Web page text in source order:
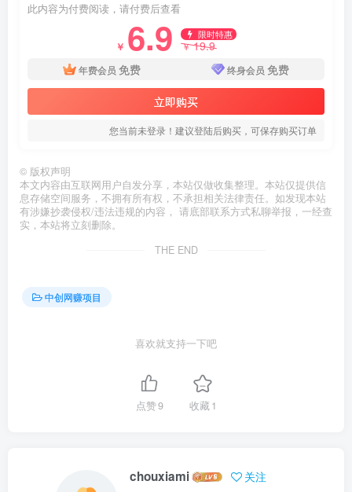
此内容为付费阅读，请付费后查看
￥ 6.9 限时特惠
￥19.9
年费会员 免费 终身会员 免费
立即购买
您当前未登录！建议登陆后购买，可保存购买订单
© 版权声明
本文内容由互联网用户自发分享，本站仅做收集整理。本站仅提供信
息存储空间服务，不拥有所有权，不承担相关法律责任。如发现本站
有涉嫌抄袭侵权/违法违规的内容， 请底部联系方式私聊举报，一经查
实，本站将立刻删除。
THE END
中创网赚项目
喜欢就支持一下吧
点赞9 收藏1
chouxiami 关注